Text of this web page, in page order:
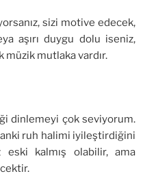
sizi motive edecek,
aşırı duygu dolu iseniz,
müzik mutlaka vardır.
dinlemeyi çok seviyorum.
anki ruh halimi iyileştirdiğini
eski kalmış olabilir, ama